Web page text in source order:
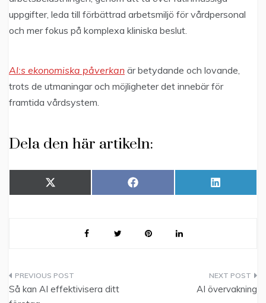
uppgifter, leda till förbättrad arbetsmiljö för vårdpersonal
och mer fokus på komplexa kliniska beslut.
AI:s ekonomiska påverkan är betydande och lovande,
trots de utmaningar och möjligheter det innebär för
framtida vårdsystem.
Dela den här artikeln:
Dela
på
X
(
)
Dela
på
F
a
Dela
på
L
i
Inläggsnavigering
Så kan AI effektivisera ditt
AI övervakning